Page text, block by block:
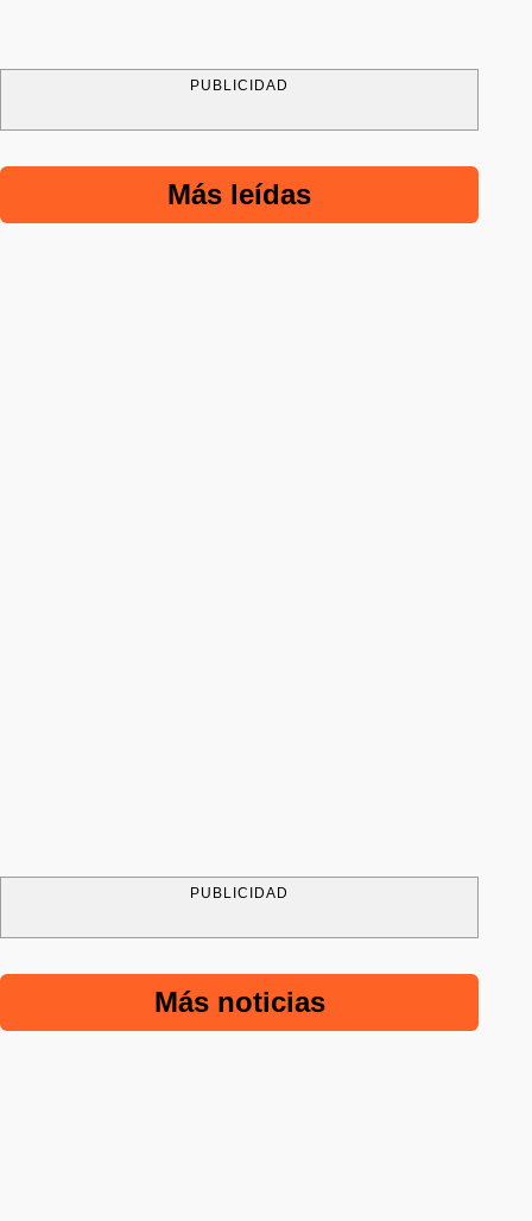
PUBLICIDAD
Más leídas
PUBLICIDAD
Más noticias